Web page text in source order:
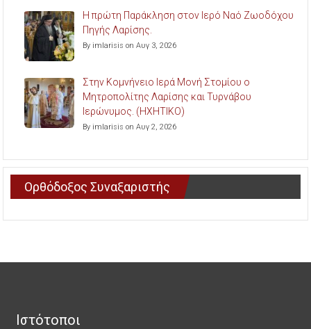
Η πρώτη Παράκληση στον Ιερό Ναό Ζωοδόχου
Πηγής Λαρίσης.
By imlarisis on Αυγ 3, 2026
Στην Κομνήνειο Ιερά Μονή Στομίου ο
Μητροπολίτης Λαρίσης και Τυρνάβου
Ιερώνυμος. (ΗΧΗΤΙΚΟ)
By imlarisis on Αυγ 2, 2026
Ορθόδοξος Συναξαριστής
Ιστότοποι